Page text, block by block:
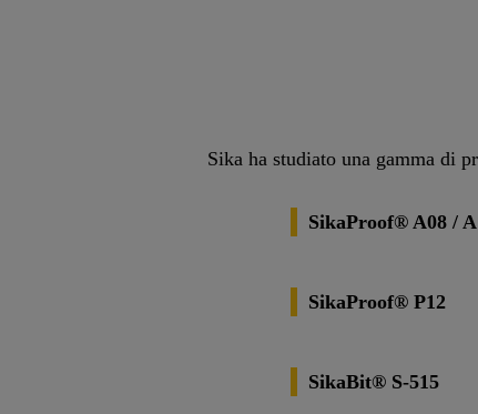
Sika ha studiato una gamma di
SikaProof® A08 /
SikaProof® P12
SikaBit® S-515